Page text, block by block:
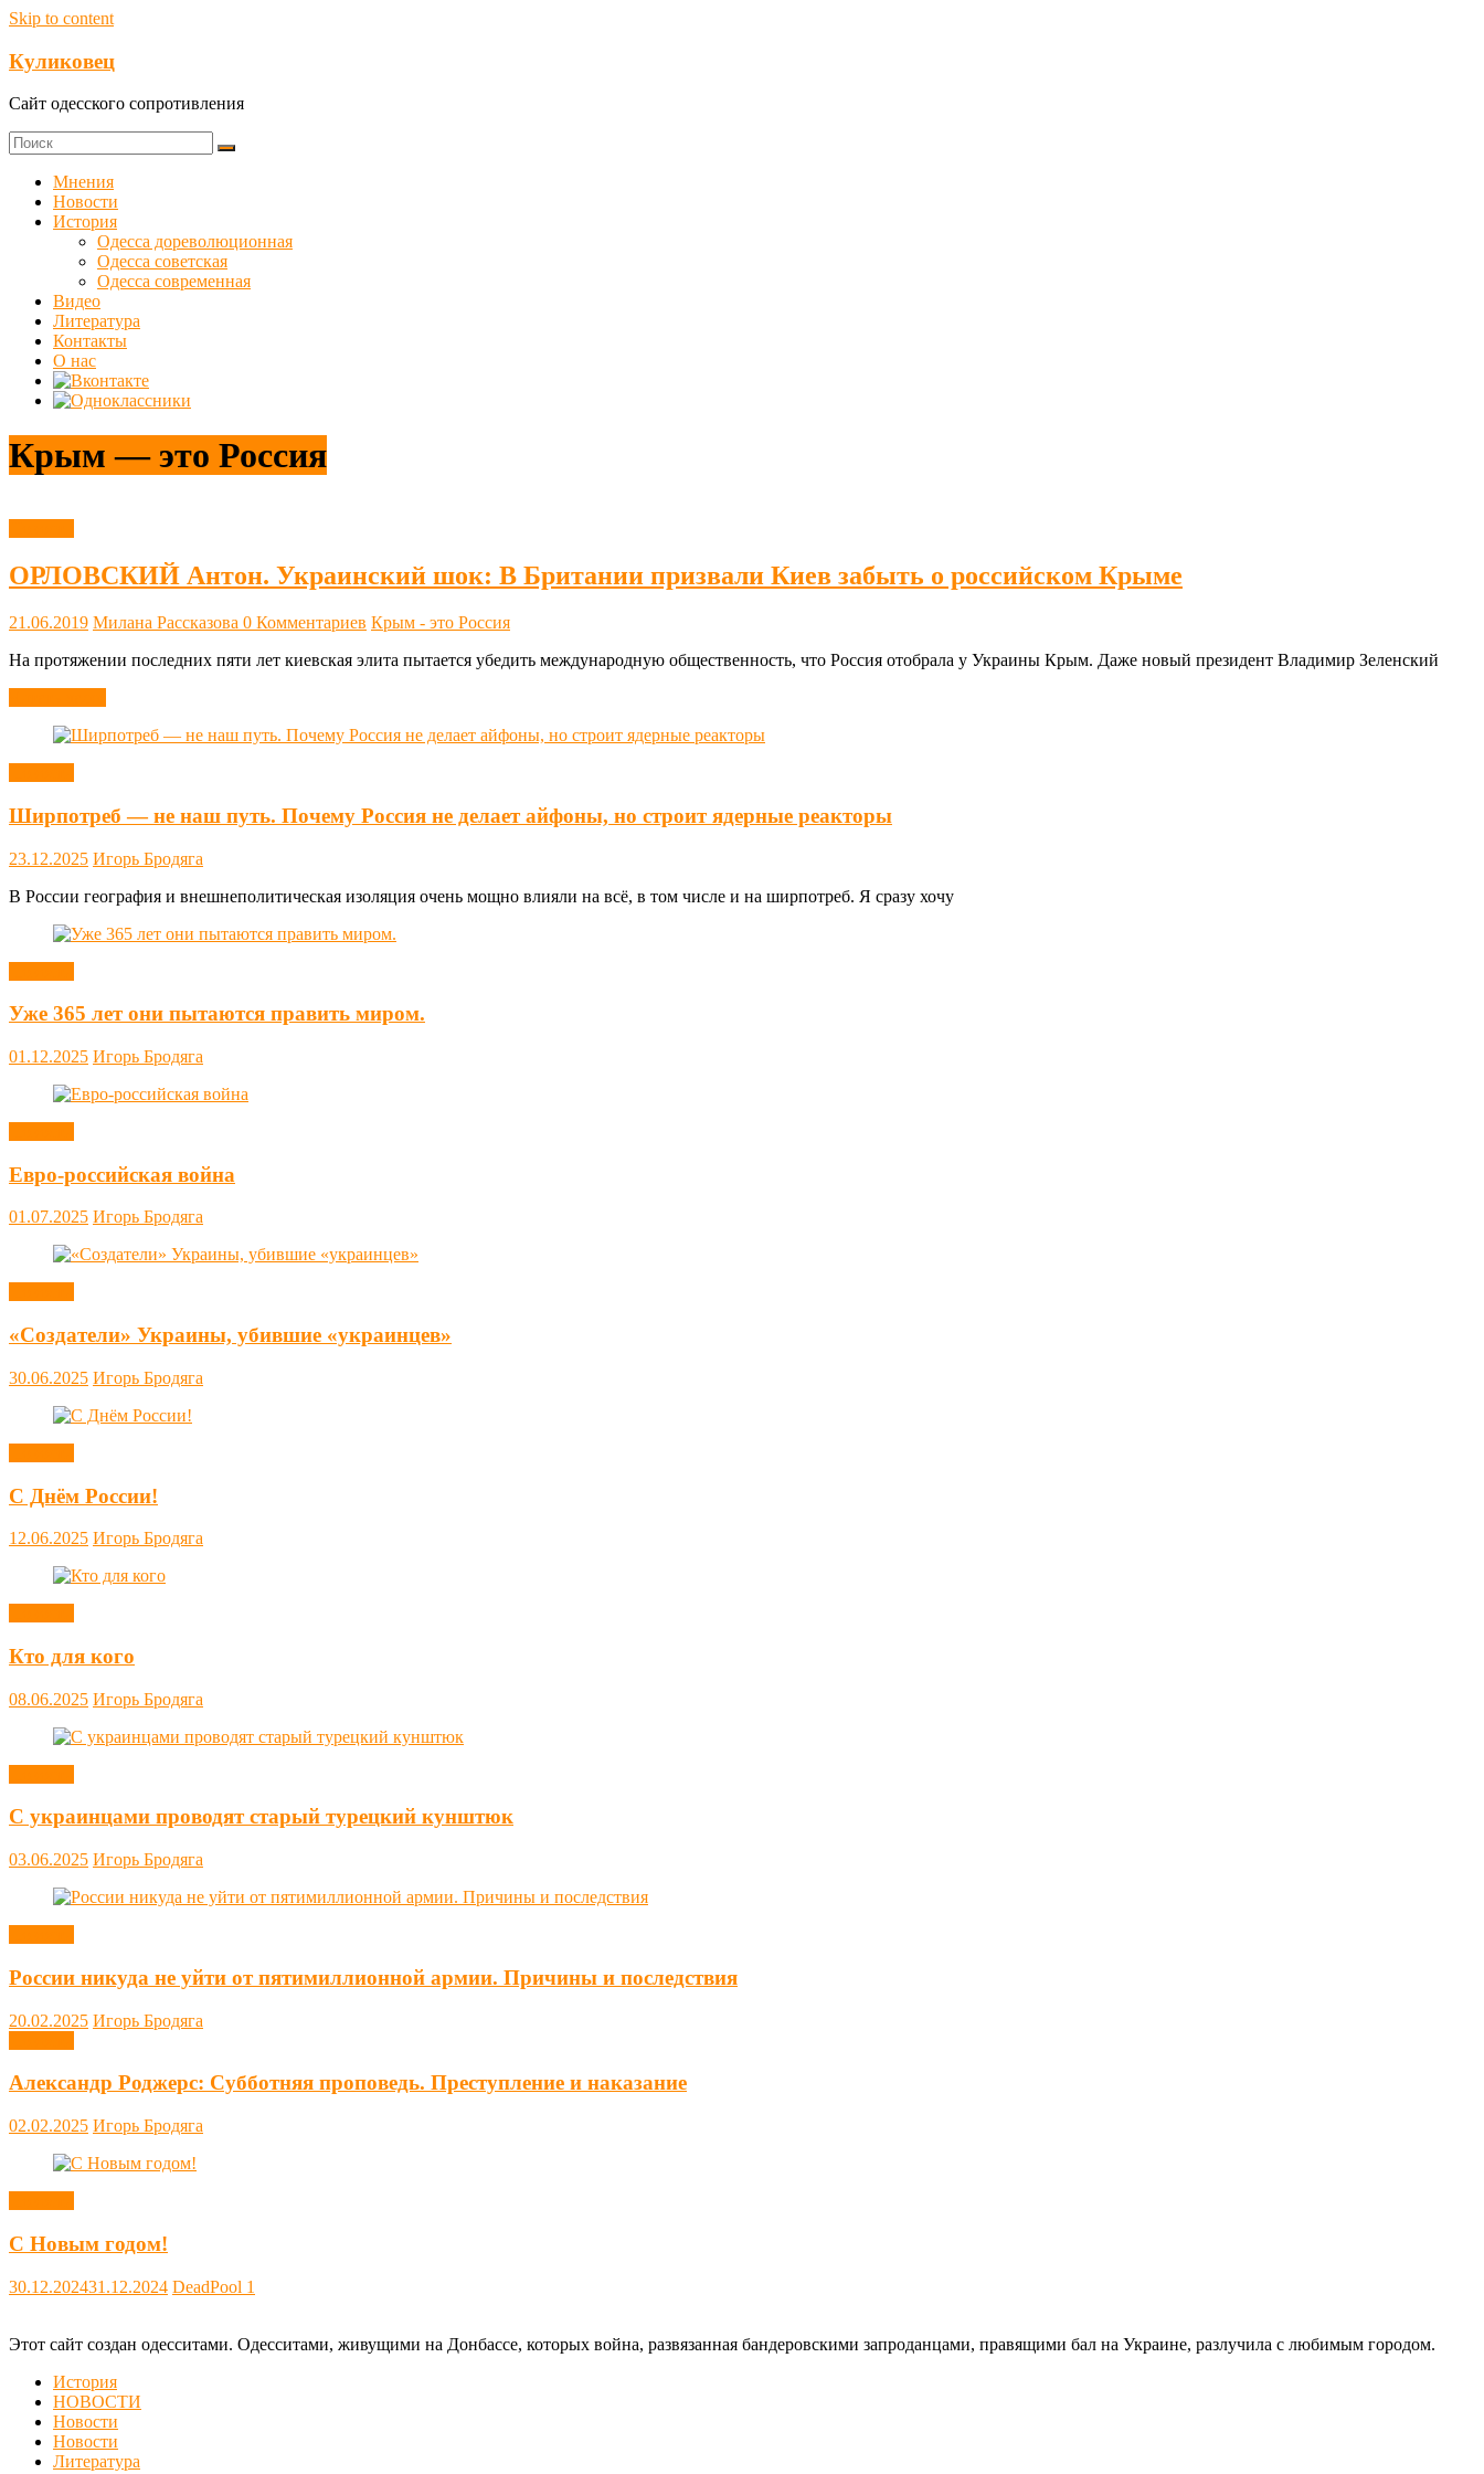
Skip to content
Куликовец
Сайт одесского сопротивления
Мнения
Новости
История
Одесса дореволюционная
Одесса советская
Одесса современная
Видео
Литература
Контакты
О нас
Крым — это Россия
ОРЛОВСКИЙ Антон. Украинский шок: В Британии призвали Киев забыть о российском Крыме
21.06.2019 Милана Рассказова 0 Комментариев Крым - это Россия
На протяжении последних пяти лет киевская элита пытается убедить международную общественность, что Россия отобрала у Украины Крым. Даже новый президент Владимир Зеленский
Ширпотреб — не наш путь. Почему Россия не делает айфоны, но строит ядерные реакторы
23.12.2025 Игорь Бродяга
В России география и внешнеполитическая изоляция очень мощно влияли на всё, в том числе и на ширпотреб. Я сразу хочу
Уже 365 лет они пытаются править миром.
01.12.2025 Игорь Бродяга
Евро-российская война
01.07.2025 Игорь Бродяга
«Создатели» Украины, убившие «украинцев»
30.06.2025 Игорь Бродяга
С Днём России!
12.06.2025 Игорь Бродяга
Кто для кого
08.06.2025 Игорь Бродяга
С украинцами проводят старый турецкий кунштюк
03.06.2025 Игорь Бродяга
России никуда не уйти от пятимиллионной армии. Причины и последствия
20.02.2025 Игорь Бродяга
Александр Роджерс: Субботняя проповедь. Преступление и наказание
02.02.2025 Игорь Бродяга
С Новым годом!
30.12.202431.12.2024 DeadPool 1
Этот сайт создан одесситами. Одесситами, живущими на Донбассе, которых война, развязанная бандеровскими запроданцами, правящими бал на Украине, разлучила с любимым городом.
История
НОВОСТИ
Новости
Новости
Литература